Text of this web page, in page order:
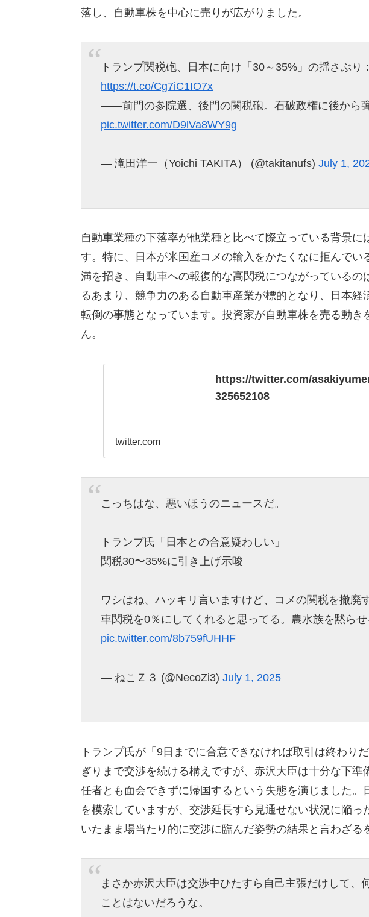
落し、自動車株を中心に売りが広がりました。
トランプ関税砲、日本に向け「30～35%」の揺さぶ
https://t.co/Cg7iC1IO7x
――前門の参院選、後門の関税砲。石破政権に後から弾
pic.twitter.com/D9lVa8WY9g
— 滝田洋一（Yoichi TAKITA） (@takitanufs)July 1,
自動車業種の下落率が他業種と比べて際立っている背景に
す。特に、日本が米国産コメの輸入をかたくなに拒んでい
満を招き、自動車への報復的な高関税につながっているの
るあまり、競争力のある自動車産業が標的となり、日本経
転倒の事態となっています。投資家が自動車株を売る動き
ん。
https://twitter.com/
325652108
twitter.com
こっちはな、悪いほうのニュースだ。
トランプ氏「日本との合意疑わしい」
関税30〜35%に引き上げ示唆
ワシはね、ハッキリ言いますけど、コメの関税を撤廃
車関税を0％にしてくれると思ってる。農水族を黙ら
pic.twitter.com/8b759fUHHF
— ねこＺ３ (@NecoZi3)July 1, 2025
トランプ氏が「9日までに合意できなければ取引は終わり
ぎりまで交渉を続ける構えですが、赤沢大臣は十分な下
任者とも面会できずに帰国するという失態を演じました。
を模索していますが、交渉延長すら見通せない状況に陥っ
いたまま場当たり的に交渉に臨んだ姿勢の結果と言わざる
まさか赤沢大臣は交渉中ひたすら自己主張だけして、
ことはないだろうな。